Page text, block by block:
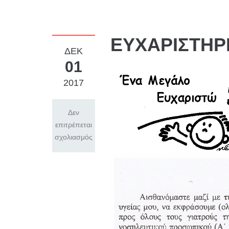
ΔΕΚ
01
2017
Δεν
επιτρέπεται
σχολιασμός